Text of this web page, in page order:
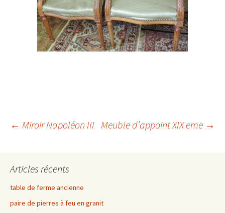
Navigation
des
articles
← Miroir Napoléon III Meuble d’appoint XIX eme →
Articles récents
table de ferme ancienne
paire de pierres à feu en granit